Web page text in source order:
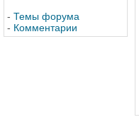
- Темы форума
- Комментарии